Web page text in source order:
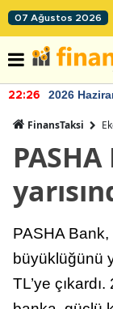
07 Ağustos 2026
22:26 2026
FinansTaksi
PASHA Bank,
büyüklüğünü
TL’ye